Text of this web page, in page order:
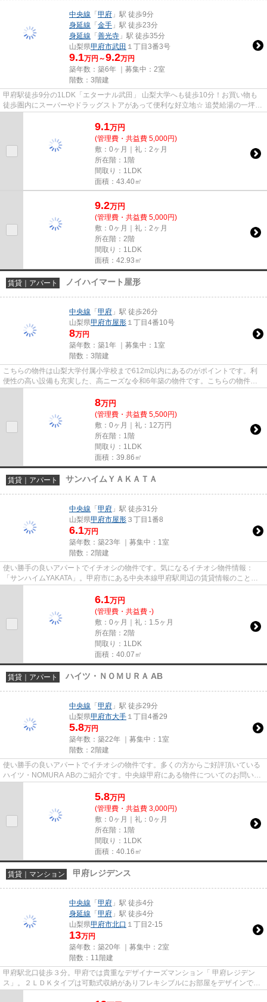
中央線 「 甲府 」駅 徒歩9分
身延線 「 金手 」駅 徒歩23分
身延線 「 善光寺 」駅 徒歩35分
山梨県甲府市武田 １丁目3番3号
9.1万円～9.2万円
築年数：築6年 ｜募集中： 2室
階数：3階建
甲府駅徒歩9分の1LDK「エターナル武田」 山梨大学へも徒歩10分！お買い物も
徒歩圏内にスーパーやドラッグストアがあって便利な好立地☆ 追焚給湯の一坪風
9.1万円
(管理費・共益費 5,000円)
敷：0ヶ月｜礼：2ヶ月
所在階：1階
間取り：1LDK
面積：43.40㎡
9.2万円
(管理費・共益費 5,000円)
敷：0ヶ月｜礼：2ヶ月
所在階：2階
間取り：1LDK
面積：42.93㎡
賃貸｜アパート ノイハイマート屋形
中央線 「 甲府 」駅 徒歩26分
山梨県甲府市屋形 １丁目4番10号
8万円
築年数：築1年 ｜募集中： 1室
階数：3階建
こちらの物件は山梨大学付属小学校まで612m以内にあるのがポイントです。利
便性の高い設備も充実した、高ニーズな令和6年築の物件です。こちらの物件は
8万円
(管理費・共益費 5,500円)
敷：0ヶ月｜礼：12万円
所在階：1階
間取り：1LDK
面積：39.86㎡
賃貸｜アパート サンハイムＹＡＫＡＴＡ
中央線 「 甲府 」駅 徒歩31分
山梨県甲府市屋形 ３丁目1番8
6.1万円
築年数：築23年 ｜募集中： 1室
階数：2階建
使い勝手の良いアパートでイチオシの物件です。気になるイチオシ物件情報：
「サンハイムYAKATA」。甲府市にある中央本線甲府駅周辺の賃貸情報のことな
6.1万円
(管理費・共益費 -)
敷：0ヶ月｜礼：1.5ヶ月
所在階：2階
間取り：1LDK
面積：40.07㎡
賃貸｜アパート ハイツ・ＮＯＭＵＲＡ AB
中央線 「 甲府 」駅 徒歩29分
山梨県甲府市大手 １丁目4番29
5.8万円
築年数：築22年 ｜募集中： 1室
階数：2階建
使い勝手の良いアパートでイチオシの物件です。多くの方からご好評頂いている
ハイツ・NOMURA ABのご紹介です。中央線甲府にある物件についてのお問い合
5.8万円
(管理費・共益費 3,000円)
敷：0ヶ月｜礼：0ヶ月
所在階：1階
間取り：1LDK
面積：40.16㎡
賃貸｜マンション 甲府レジデンス
中央線 「 甲府 」駅 徒歩4分
身延線 「 甲府 」駅 徒歩4分
山梨県甲府市北口 １丁目2-15
13万円
築年数：築20年 ｜募集中： 2室
階数：11階建
甲府駅北口徒歩３分。甲府では貴重なデザイナーズマンション「 甲府レジデン
ス」。２ＬＤＫタイプは可動式収納がありフレキシブルにお部屋をデザインでき